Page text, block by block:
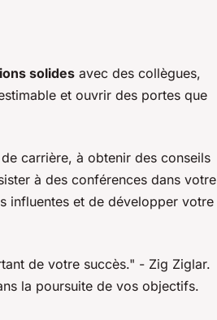
solides avec des collègues,
et ouvrir des portes que
carrière, à obtenir des conseils
à des conférences dans votre
influentes et de développer votre
de votre succès." - Zig Ziglar.
la poursuite de vos objectifs.